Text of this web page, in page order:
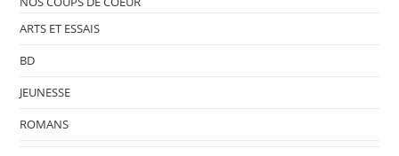
ARTS ET ESSAIS
BD
JEUNESSE
ROMANS